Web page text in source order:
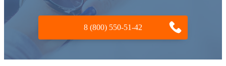
8 (800) 550-51-42